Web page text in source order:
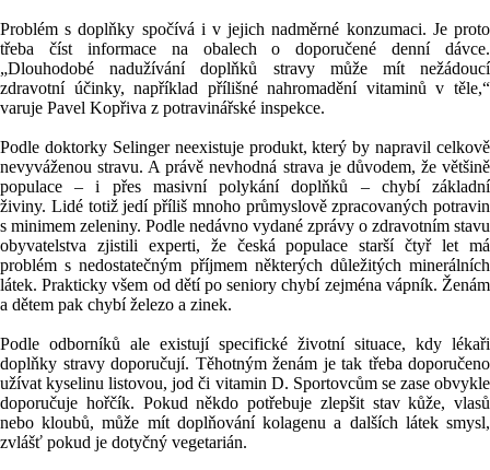
Problém s doplňky spočívá i v jejich nadměrné konzumaci. Je proto
třeba číst informace na obalech o doporučené denní dávce.
„Dlouhodobé nadužívání doplňků stravy může mít nežádoucí
zdravotní účinky, například přílišné nahromadění vitaminů v těle,“
varuje Pavel Kopřiva z potravinářské inspekce.
Podle doktorky Selinger neexistuje produkt, který by napravil celkově
nevyváženou stravu. A právě nevhodná strava je důvodem, že většině
populace – i přes masivní polykání doplňků – chybí základní
živiny. Lidé totiž jedí příliš mnoho průmyslově zpracovaných potravin
s minimem zeleniny. Podle nedávno vydané zprávy o zdravotním stavu
obyvatelstva zjistili experti, že česká populace starší čtyř let má
problém s nedostatečným příjmem některých důležitých minerálních
látek. Prakticky všem od dětí po seniory chybí zejména vápník. Ženám
a dětem pak chybí železo a zinek.
Podle odborníků ale existují specifické životní situace, kdy lékaři
doplňky stravy doporučují. Těhotným ženám je tak třeba doporučeno
užívat kyselinu listovou, jod či vitamin D. Sportovcům se zase obvykle
doporučuje hořčík. Pokud někdo potřebuje zlepšit stav kůže, vlasů
nebo kloubů, může mít doplňování kolagenu a dalších látek smysl,
zvlášť pokud je dotyčný vegetarián.